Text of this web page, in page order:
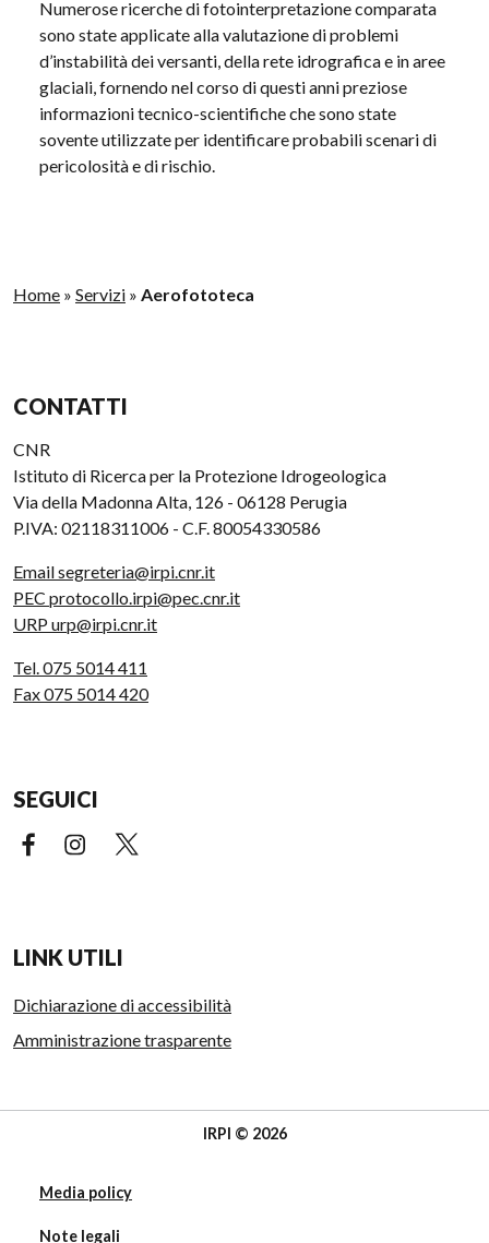
Numerose ricerche di fotointerpretazione comparata
sono state applicate alla valutazione di problemi
d’instabilità dei versanti, della rete idrografica e in aree
glaciali, fornendo nel corso di questi anni preziose
informazioni tecnico-scientifiche che sono state
sovente utilizzate per identificare probabili scenari di
pericolosità e di rischio.
Home » Servizi » Aerofototeca
CONTATTI
CNR
Istituto di Ricerca per la Protezione Idrogeologica
Via della Madonna Alta, 126 - 06128 Perugia
P.IVA: 02118311006 - C.F. 80054330586
Email segreteria@irpi.cnr.it
PEC protocollo.irpi@pec.cnr.it
URP urp@irpi.cnr.it
Tel. 075 5014 411
Fax 075 5014 420
SEGUICI
Facebook (link esterno)
Instagram (link esterno)
LINK UTILI
Dichiarazione di accessibilità
Amministrazione trasparente
IRPI © 2026
Media policy
Note legali